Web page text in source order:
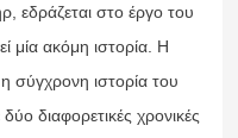
εδράζεται στο έργο του
μία ακόμη ιστορία. Η
σύγχρονη ιστορία του
διαφορετικές χρονικές